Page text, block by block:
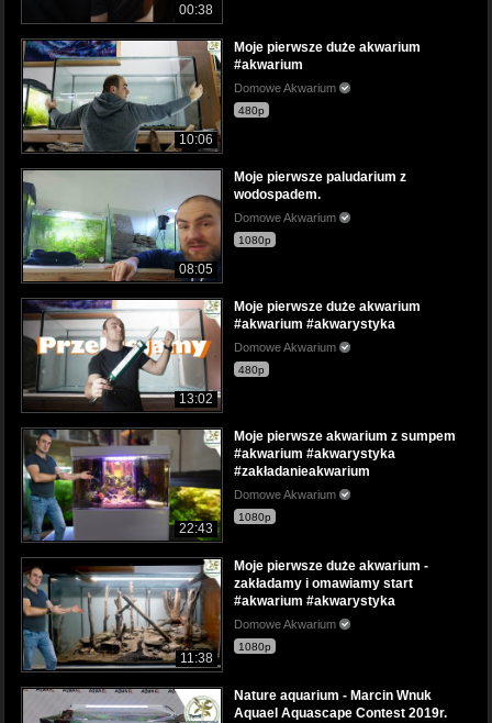
00:38
10:06
Moje pierwsze duże akwarium
#akwarium
Domowe Akwarium
480p
08:05
Moje pierwsze paludarium z
wodospadem.
Domowe Akwarium
1080p
13:02
Moje pierwsze duże akwarium
#akwarium #akwarystyka
Domowe Akwarium
480p
22:43
Moje pierwsze akwarium z sumpem
#akwarium #akwarystyka
#zakładanieakwarium
Domowe Akwarium
1080p
11:38
Moje pierwsze duże akwarium -
zakładamy i omawiamy start
#akwarium #akwarystyka
Domowe Akwarium
1080p
Nature aquarium - Marcin Wnuk
Aquael Aquascape Contest 2019r.